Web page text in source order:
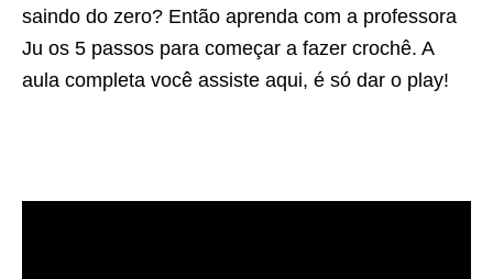
saindo do zero? Então aprenda com a professora
Ju os 5 passos para começar a fazer crochê. A
aula completa você assiste aqui, é só dar o play!